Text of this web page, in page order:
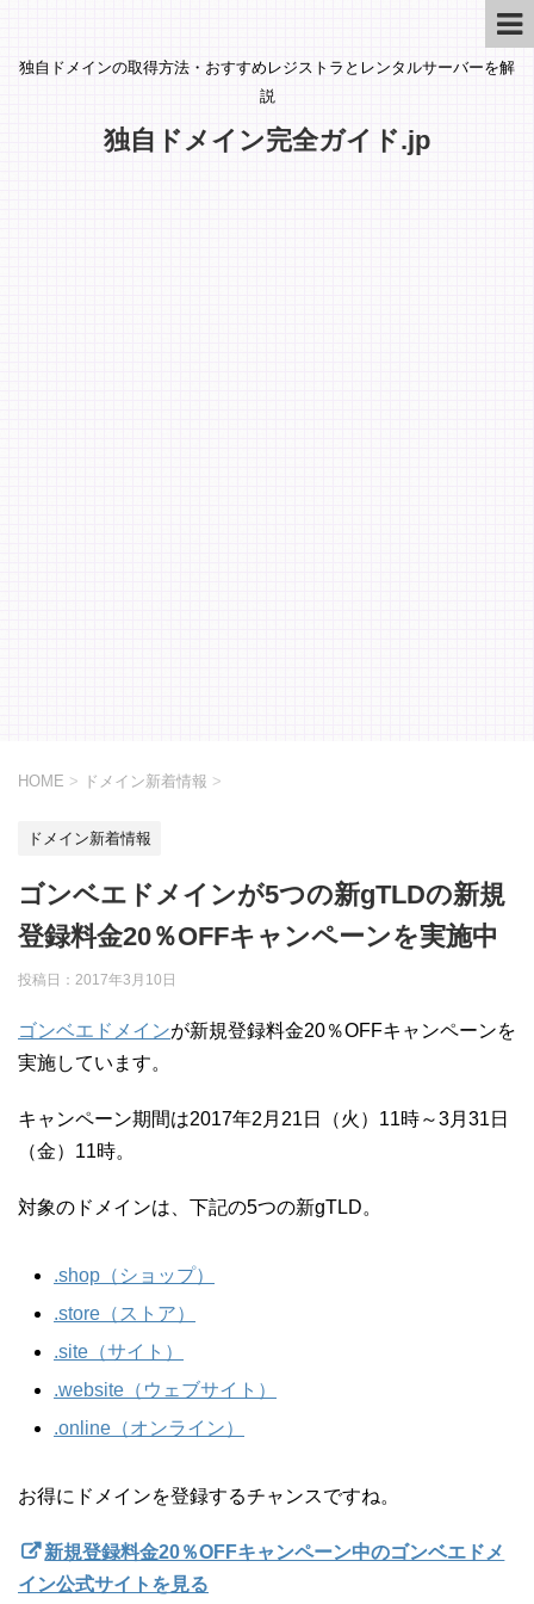
独自ドメインの取得方法・おすすめレジストラとレンタルサーバーを解
説
独自ドメイン完全ガイド.jp
HOME > ドメイン新着情報 >
ドメイン新着情報
ゴンベエドメインが5つの新gTLDの新規
登録料金20％OFFキャンペーンを実施中
投稿日： 2017年3月10日
ゴンベエドメインが新規登録料金20％OFFキャンペーンを
実施しています。
キャンペーン期間は2017年2月21日（火）11時～3月31日
（金）11時。
対象のドメインは、下記の5つの新gTLD。
.shop（ショップ）
.store（ストア）
.site（サイト）
.website（ウェブサイト）
.online（オンライン）
お得にドメインを登録するチャンスですね。
新規登録料金20％OFFキャンペーン中のゴンベエドメ
イン公式サイトを見る